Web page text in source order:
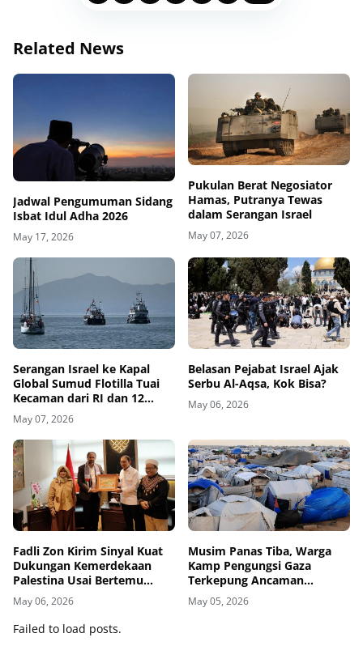
Related News
Jadwal Pengumuman Sidang
Isbat Idul Adha 2026
May 17, 2026
Pukulan Berat Negosiator
Hamas, Putranya Tewas
dalam Serangan Israel
May 07, 2026
Serangan Israel ke Kapal
Global Sumud Flotilla Tuai
Kecaman dari RI dan 12
Negara
May 07, 2026
Belasan Pejabat Israel Ajak
Serbu Al-Aqsa, Kok Bisa?
May 06, 2026
Fadli Zon Kirim Sinyal Kuat
Dukungan Kemerdekaan
Palestina Usai Bertemu
Delegasi di Kemenbud
May 06, 2026
Musim Panas Tiba, Warga
Kamp Pengungsi Gaza
Terkepung Ancaman
Penyakit Kulit
May 05, 2026
Failed to load posts.